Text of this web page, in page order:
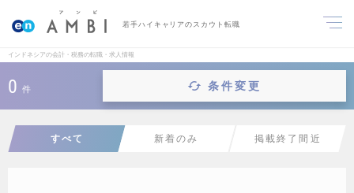
若手ハイキャリアのスカウト転職
インドネシアの会計・税務の転職・求人情報
0 件 条件変更
すべて 新着のみ 掲載終了間近